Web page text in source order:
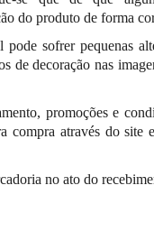
do produto de forma
sofrer pequenas
de decoração nas
promoções e
compra através do site
no ato do